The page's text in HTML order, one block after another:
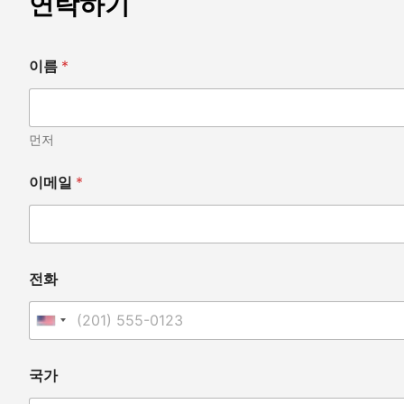
이름 *
먼저
료
용
일
수
의
사
,
이메일 *
전화
United States +1
국가